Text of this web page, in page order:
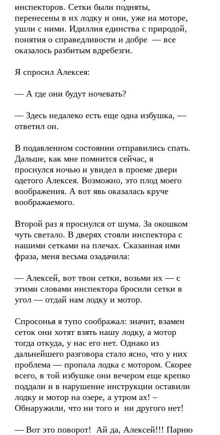
инспекторов. Сетки были подняты,
перенесены в их лодку и они, уже на моторе,
ушли с ними. Идиллия единства с природой,
понятия о справедливости и добре — все
оказалось разбитым вдребезги.
Я спросил Алексея:
— А где они будут ночевать?
— Здесь недалеко есть еще одна избушка, —
ответил он.
В подавленном состоянии отправились спать.
Дальше, как мне помнится сейчас, я
проснулся ночью и увидел в проеме двери
одетого Алексея. Возможно, это плод моего
воображения. А вот явь оказалась круче
воображаемого.
Второй раз я проснулся от шума. За окошком
чуть светало. В дверях стояли инспектора с
нашими сетками на плечах. Сказанная ими
фраза, меня весьма озадачила:
— Алексей, вот твои сетки, возьми их — с
этими словами инспектора бросили сетки в
угол — отдай нам лодку и мотор.
Спросонья я тупо соображал: значит, взамен
сеток они хотят взять нашу лодку, а мотор
тогда откуда, у нас его нет. Однако из
дальнейшего разговора стало ясно, что у них
проблема — пропала лодка с мотором. Скорее
всего, в той избушке они вечером еще крепко
поддали и в нарушение инструкции оставили
лодку и мотор на озере, а утром ах! –
Обнаружили, что ни того и ни другого нет!
— Вот это поворот! Ай да, Алексей!!! Парню